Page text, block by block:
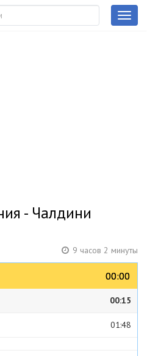
- Чалдини
9 часов 2 минуты
00:00
00:00
00:15
01:48